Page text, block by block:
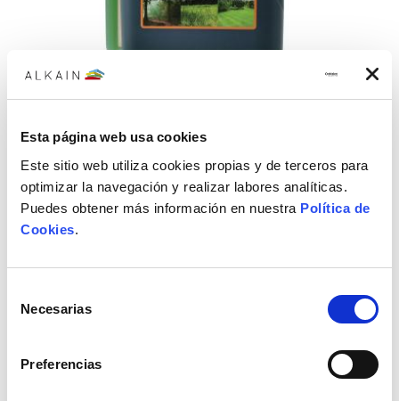
Esta página web usa cookies
Este sitio web utiliza cookies propias y de terceros para
optimizar la navegación y realizar labores analíticas.
Puedes obtener más información en nuestra Política de
Cookies.
Necesarias
Preferencias
Bote aceite 2T 1 L
Bote de aceite GAIMA camon de 2 tiempos en bote de 1 L
8,29€ 10,36€